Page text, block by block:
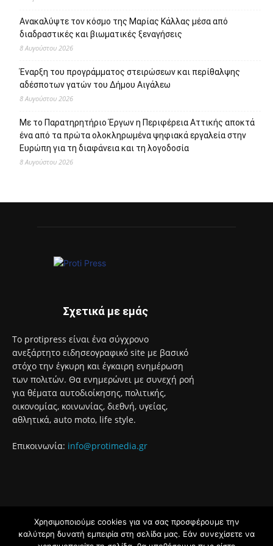
Ανακαλύψτε τον κόσμο της Μαρίας Κάλλας μέσα από
διαδραστικές και βιωματικές ξεναγήσεις
8 Αυγούστου 2026
Έναρξη του προγράμματος στειρώσεων και περίθαλψης
αδέσποτων γατών του Δήμου Αιγάλεω
8 Αυγούστου 2026
Με το Παρατηρητήριο Έργων η Περιφέρεια Αττικής αποκτά
ένα από τα πρώτα ολοκληρωμένα ψηφιακά εργαλεία στην
Ευρώπη για τη διαφάνεια και τη λογοδοσία
8 Αυγούστου 2026
Σχετικά με εμάς
Το protipress είναι ένα σύγχρονο
ανεξάρτητο ειδησεογραφικό site με βασικό
στόχο την έγκυρη και έγκαιρη ενημέρωση
των πολιτών. Θα ενημερώνει με συνεχή ροή
για θέματα αυτοδιοίκησης, πολιτικής,
οικονομίας, κοινωνίας, διεθνή, υγείας,
αθλητικά, auto moto, life style.
Επικοινωνία: info@protimedia.gr
© Developed by
Χρησιμοποιούμε cookies για να σας προσφέρουμε την
καλύτερη δυνατή εμπειρία στη σελίδα μας. Εάν συνεχίσετε να